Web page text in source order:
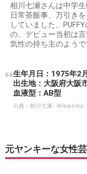
相川七瀬さんは中学
日常茶飯事、万引き
していました。
の、デビュー当初は
気性の持ち主のようで
生年月日：1975年2
出生地：大阪府大阪
血液型：AB型
出典： 相川七瀬 - Wikipedia
元ヤンキーな女性